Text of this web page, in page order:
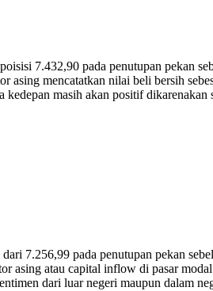
7.432,90 pada penutupan pekan
mencatatkan nilai beli bersih
masih akan positif
7.256,99 pada penutupan pekan
asing atau capital inflow di pasar
dari luar negeri maupun dalam